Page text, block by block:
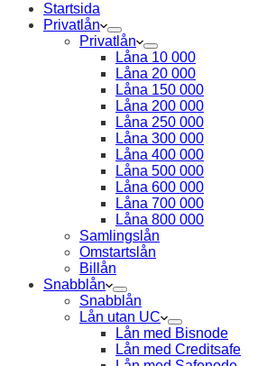
Startsida
Privatlån
Privatlån
Låna 10 000
Låna 20 000
Låna 150 000
Låna 200 000
Låna 250 000
Låna 300 000
Låna 400 000
Låna 500 000
Låna 600 000
Låna 700 000
Låna 800 000
Samlingslån
Omstartslån
Billån
Snabblån
Snabblån
Lån utan UC
Lån med Bisnode
Lån med Creditsafe